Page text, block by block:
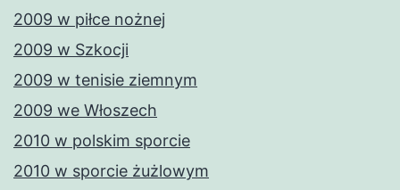
2009 w piłce nożnej
2009 w Szkocji
2009 w tenisie ziemnym
2009 we Włoszech
2010 w polskim sporcie
2010 w sporcie żużlowym